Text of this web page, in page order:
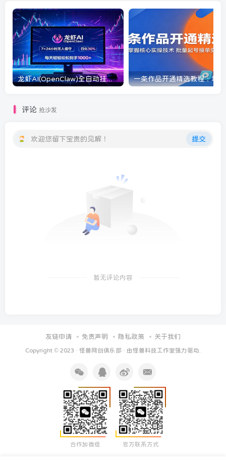
龙虾AI(OpenClaw)全自动挂机，智能操控电脑高效执行任务，每天轻松到手四位数
评论 抢沙发
欢迎您留下宝贵的见解！ 提交
暂无评论内容
友链申请 免责声明 隐私政策 关于我们
Copyright © 2023 · 怪兽网创俱乐部 · 由怪兽科技工作室强力驱动.
合作加微信 官方联系方式